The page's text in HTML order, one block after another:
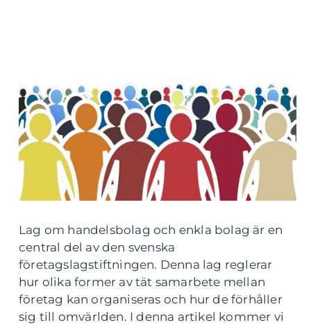
Lag om handelsbolag och enkla bolag är en
central del av den svenska
företagslagstiftningen. Denna lag reglerar
hur olika former av tät samarbete mellan
företag kan organiseras och hur de förhåller
sig till omvärlden. I denna artikel kommer vi